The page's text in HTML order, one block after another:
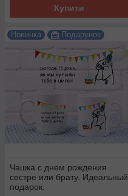
Купити
Новинка Подарунок
Чашка с днем рождения
сестре или брату. Идеальный
подарок.